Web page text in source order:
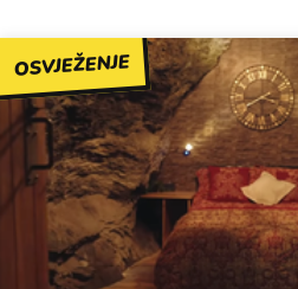
OSVJEŽENJE